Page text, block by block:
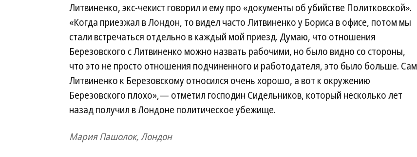
Литвиненко, экс-чекист говорил и ему про «документы об убийстве Политковской».
«Когда приезжал в Лондон, то видел часто Литвиненко у Бориса в офисе, потом мы
стали встречаться отдельно в каждый мой приезд. Думаю, что отношения
Березовского с Литвиненко можно назвать рабочими, но было видно со стороны,
что это не просто отношения подчиненного и работодателя, это было больше. Сам
Литвиненко к Березовскому относился очень хорошо, а вот к окружению
Березовского плохо»,— отметил господин Сидельников, который несколько лет
назад получил в Лондоне политическое убежище.
Мария Пашолок, Лондон